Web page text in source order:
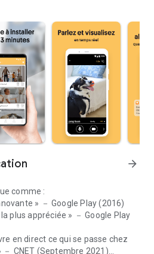
arrow_forward
comme :
» － Google Play (2016)
plus appréciée » － Google Play
en direct ce qui se passe chez
CNET (Septembre 2021)